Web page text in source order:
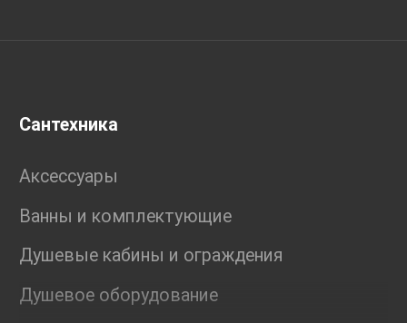
Сантехника
Аксессуары
Ванны и комплектующие
Душевые кабины и ограждения
Душевое оборудование